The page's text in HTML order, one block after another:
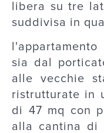
libera su tre
suddivisa in
sia dal
alle vecchie
ristrutturate in
di 47 mq con
alla cantina di